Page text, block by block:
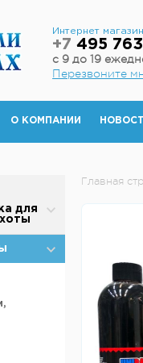
Интернет магазин
+7 495
с 9 до 19
Перезвоните
О КОМПАНИИ
для
Главная